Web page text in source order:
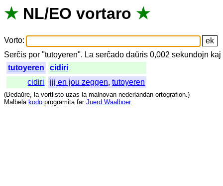
★ NL/EO vortaro ★
Vorto:
Serĉis por "tutoyeren". La serĉado daŭris 0,002sekundojn kaj
tutoyeren
cidiri
cidiri
jij en jou zeggen,tutoyeren
(Bedaŭre, la vortlisto uzas la malnovan nederlandan ortografion.)
Malbela kodo programita far Juerd Waalboer.